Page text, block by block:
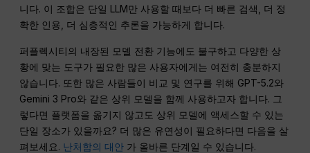
니다. 이 조합은 단일 LLM만 사용할 때보다 더 빠른 검색, 더 정
확한 인용, 더 심층적인 추론을 가능하게 합니다.
퍼플렉시티의 내장된 모델 전환 기능에도 불구하고 다양한 상
황에 맞는 도구가 필요한 많은 사용자에게는 여전히 충분하지
않습니다. 또한 많은 사람들이 비교 및 연구를 위해 GPT-5.2와
Gemini 3 Pro와 같은 상위 모델을 함께 사용하고자 합니다. 그
렇다면 플랫폼을 옮기지 않고도 상위 모델에 액세스할 수 있는
단일 장소가 있을까요? 더 많은 유연성이 필요하다면 다음을 살
펴보세요. 난처함의 대안 가 올바른 단계일 수 있습니다.